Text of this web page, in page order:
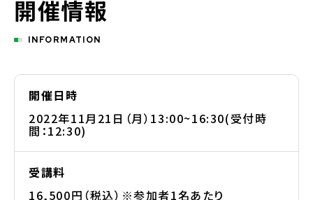
開催情報
INFORMATION
開催日時
2022年11月21日（月）13:00~16:30(受付時
間：12:30)
受講料
16,500円（税込）※参加者1名あたり